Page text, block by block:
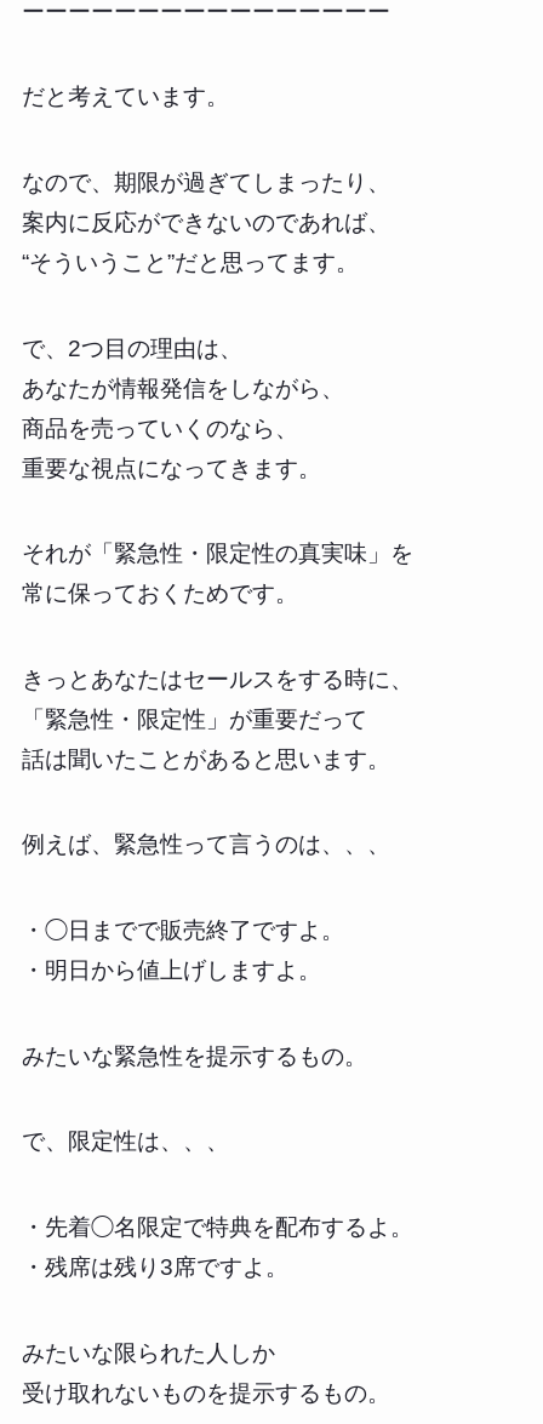
ーーーーーーーーーーーーーーーー
だと考えています。
なので、期限が過ぎてしまったり、
案内に反応ができないのであれば、
“そういうこと”だと思ってます。
で、2つ目の理由は、
あなたが情報発信をしながら、
商品を売っていくのなら、
重要な視点になってきます。
それが「緊急性・限定性の真実味」を
常に保っておくためです。
きっとあなたはセールスをする時に、
「緊急性・限定性」が重要だって
話は聞いたことがあると思います。
例えば、緊急性って言うのは、、、
・◯日までで販売終了ですよ。
・明日から値上げしますよ。
みたいな緊急性を提示するもの。
で、限定性は、、、
・先着◯名限定で特典を配布するよ。
・残席は残り3席ですよ。
みたいな限られた人しか
受け取れないものを提示するもの。